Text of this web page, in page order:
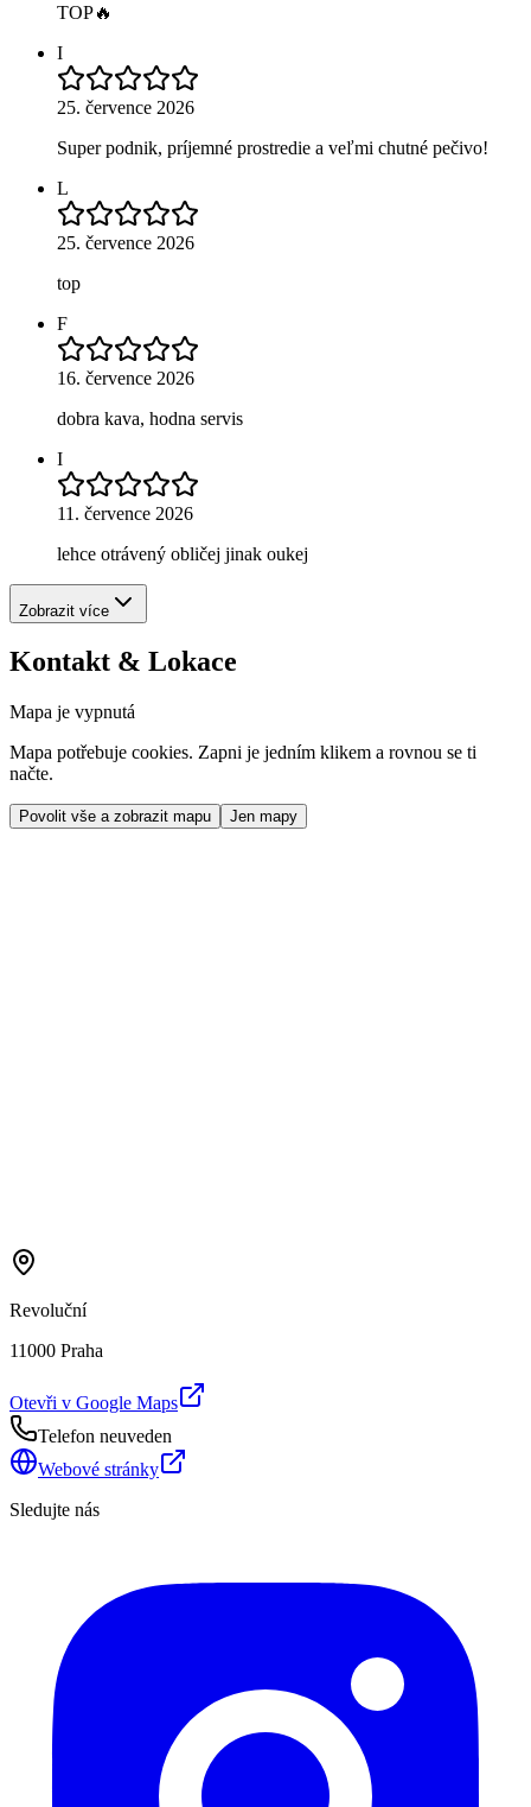
TOP🔥
I
25. července 2026
Super podnik, príjemné prostredie a veľmi chutné pečivo!
L
25. července 2026
top
F
16. července 2026
dobra kava, hodna servis
I
11. července 2026
lehce otrávený obličej jinak oukej
Zobrazit více
Kontakt & Lokace
Mapa je vypnutá
Mapa potřebuje cookies. Zapni je jedním klikem a rovnou se ti
načte.
Povolit vše a zobrazit mapu Jen mapy
Revoluční
11000 Praha
Otevři v Google Maps
Telefon neuveden
Webové stránky
Sledujte nás